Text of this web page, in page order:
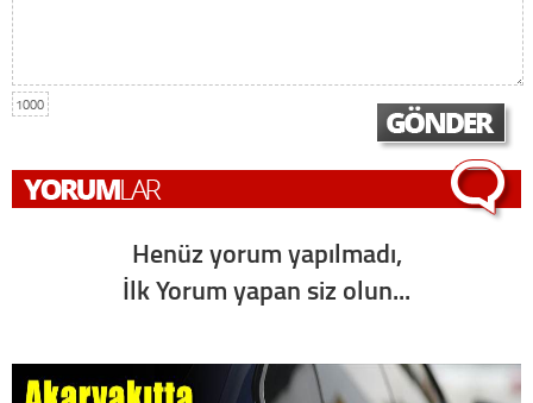
1000
Henüz yorum yapılmadı,
İlk Yorum yapan siz olun...